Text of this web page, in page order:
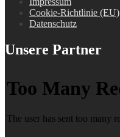
Cookie-Richtlinie (EU)
Datenschutz
Unsere Partner